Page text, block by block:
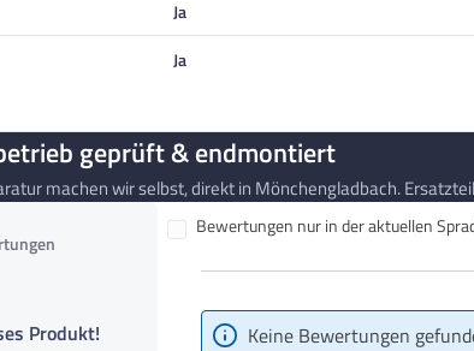
5-6 Stunden
235cm x 153cm x 110cm
Ja
Ja
geprüft & endmontiert
machen wir selbst, direkt in Mönchengladbach.
Produkt!
Bewertungen nur in der aktuellen
Keine Bewertungen